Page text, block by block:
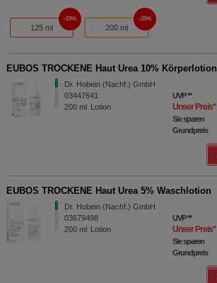
125 ml
23%
200 ml
25%
EUBOS TROCKENE Haut Urea 10% Körperlotion
Dr. Hobein (Nachf.) GmbH
03447641
200 ml Lotion
UVP**
Unser Preis*
Sie sparen
Grundpreis
EUBOS TROCKENE Haut Urea 5% Waschlotion
Dr. Hobein (Nachf.) GmbH
03679498
200 ml Lotion
UVP**
Unser Preis*
Sie sparen
Grundpreis